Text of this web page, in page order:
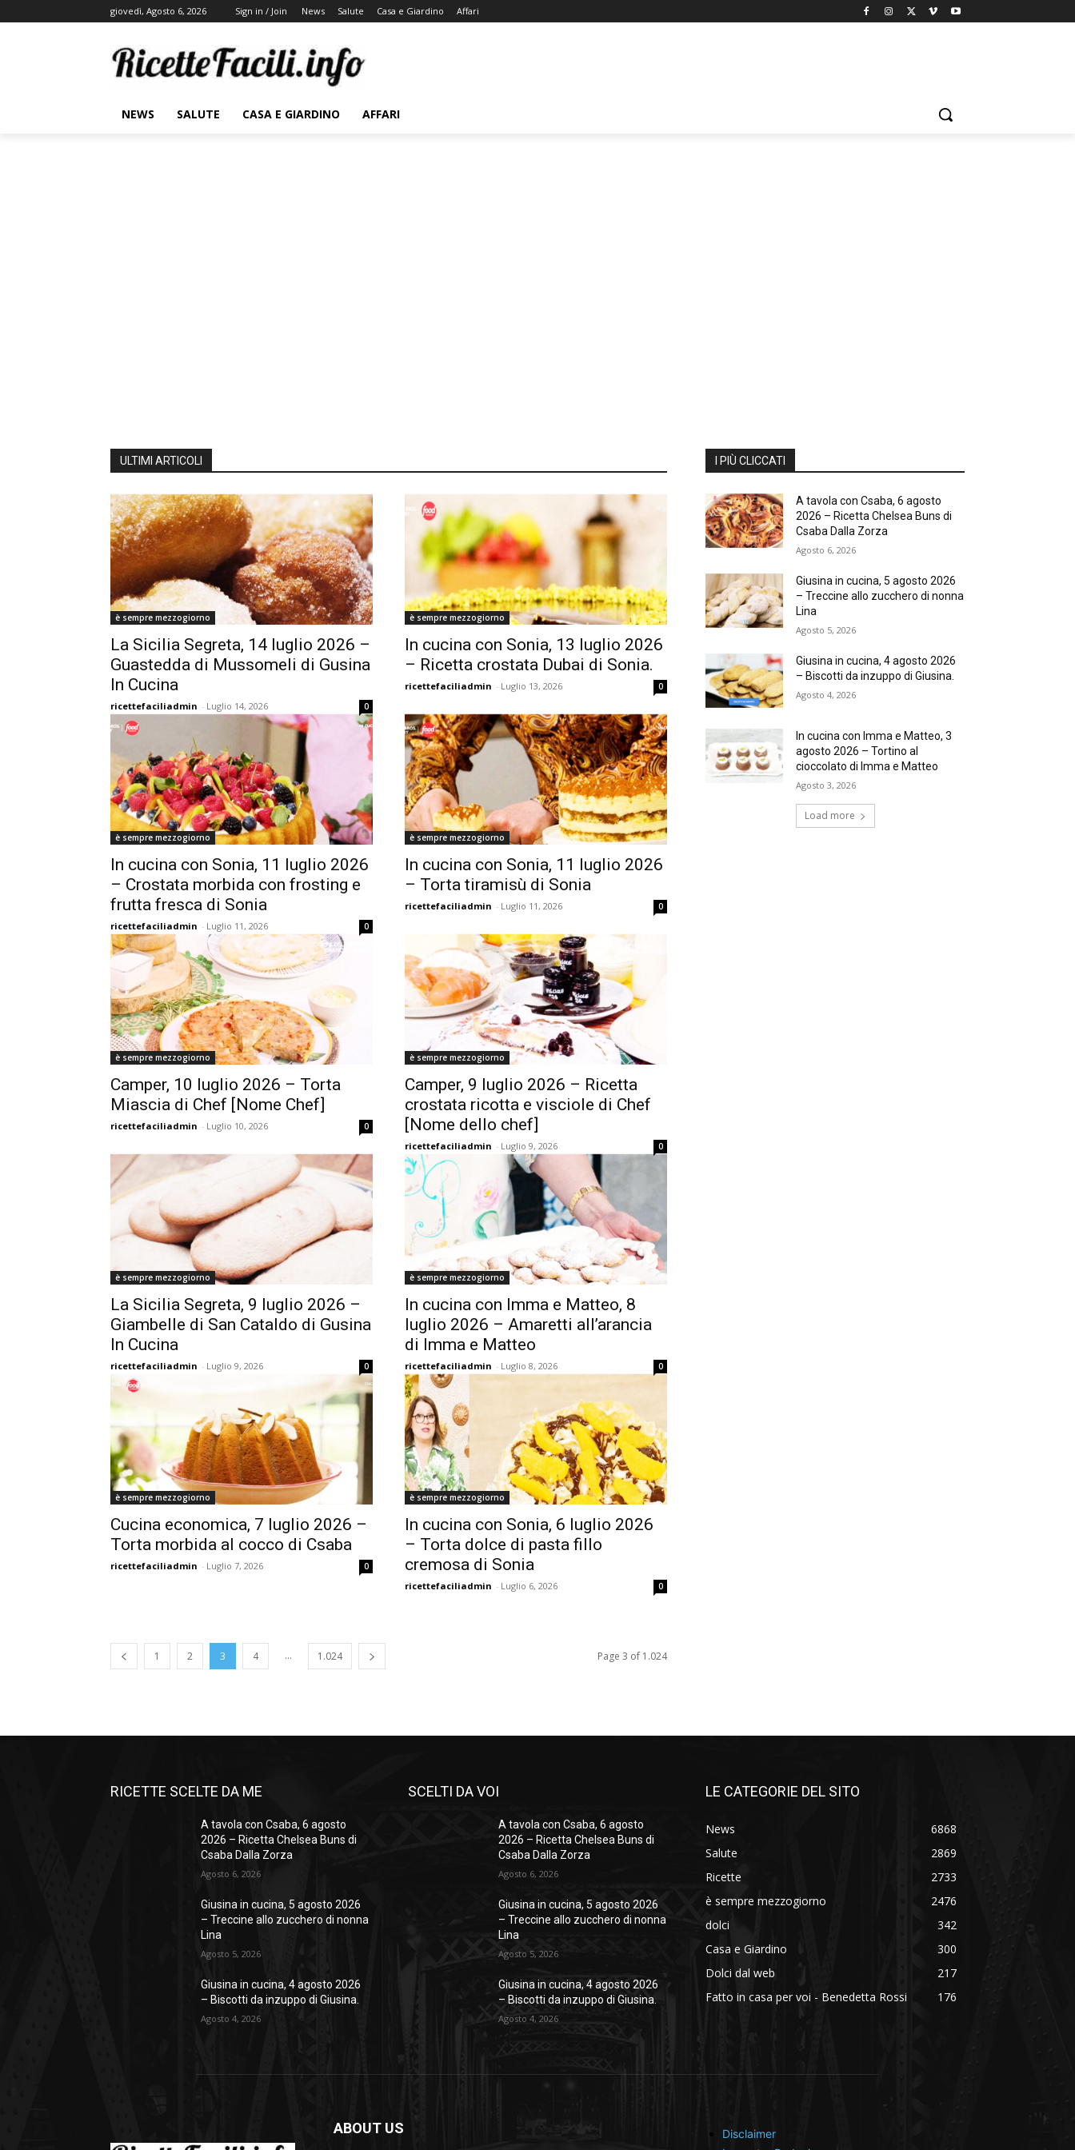
giovedì, Agosto 6, 2026 Sign in / Join News Salute Casa e Giardino Affari
NEWS SALUTE CASA E GIARDINO AFFARI
ULTIMI ARTICOLI
è sempre mezzogiorno
La Sicilia Segreta, 14 luglio 2026 –
Guastedda di Mussomeli di Gusina
In Cucina
ricettefaciliadmin - Luglio 14, 2026 0
è sempre mezzogiorno
In cucina con Sonia, 13 luglio 2026
– Ricetta crostata Dubai di Sonia.
ricettefaciliadmin - Luglio 13, 2026 0
è sempre mezzogiorno
In cucina con Sonia, 11 luglio 2026
– Crostata morbida con frosting e
frutta fresca di Sonia
ricettefaciliadmin - Luglio 11, 2026 0
è sempre mezzogiorno
In cucina con Sonia, 11 luglio 2026
– Torta tiramisù di Sonia
ricettefaciliadmin - Luglio 11, 2026 0
è sempre mezzogiorno
Camper, 10 luglio 2026 – Torta
Miascia di Chef [Nome Chef]
ricettefaciliadmin - Luglio 10, 2026 0
è sempre mezzogiorno
Camper, 9 luglio 2026 – Ricetta
crostata ricotta e visciole di Chef
[Nome dello chef]
ricettefaciliadmin - Luglio 9, 2026 0
è sempre mezzogiorno
La Sicilia Segreta, 9 luglio 2026 –
Giambelle di San Cataldo di Gusina
In Cucina
ricettefaciliadmin - Luglio 9, 2026 0
è sempre mezzogiorno
In cucina con Imma e Matteo, 8
luglio 2026 – Amaretti all’arancia
di Imma e Matteo
ricettefaciliadmin - Luglio 8, 2026 0
è sempre mezzogiorno
Cucina economica, 7 luglio 2026 –
Torta morbida al cocco di Csaba
ricettefaciliadmin - Luglio 7, 2026 0
è sempre mezzogiorno
In cucina con Sonia, 6 luglio 2026
– Torta dolce di pasta fillo
cremosa di Sonia
ricettefaciliadmin - Luglio 6, 2026 0
1 2 3 4 ... 1.024 Page 3 of 1.024
I PIÙ CLICCATI
A tavola con Csaba, 6 agosto
2026 – Ricetta Chelsea Buns di
Csaba Dalla Zorza
Agosto 6, 2026
Giusina in cucina, 5 agosto 2026
– Treccine allo zucchero di nonna
Lina
Agosto 5, 2026
Giusina in cucina, 4 agosto 2026
– Biscotti da inzuppo di Giusina.
Agosto 4, 2026
In cucina con Imma e Matteo, 3
agosto 2026 – Tortino al
cioccolato di Imma e Matteo
Agosto 3, 2026
Load more
RICETTE SCELTE DA ME
A tavola con Csaba, 6 agosto
2026 – Ricetta Chelsea Buns di
Csaba Dalla Zorza
Agosto 6, 2026
Giusina in cucina, 5 agosto 2026
– Treccine allo zucchero di nonna
Lina
Agosto 5, 2026
Giusina in cucina, 4 agosto 2026
– Biscotti da inzuppo di Giusina.
Agosto 4, 2026
SCELTI DA VOI
A tavola con Csaba, 6 agosto
2026 – Ricetta Chelsea Buns di
Csaba Dalla Zorza
Agosto 6, 2026
Giusina in cucina, 5 agosto 2026
– Treccine allo zucchero di nonna
Lina
Agosto 5, 2026
Giusina in cucina, 4 agosto 2026
– Biscotti da inzuppo di Giusina.
Agosto 4, 2026
LE CATEGORIE DEL SITO
News
6868
Salute
2869
Ricette
2733
è sempre mezzogiorno
2476
dolci
342
Casa e Giardino
300
Dolci dal web
217
Fatto in casa per voi - Benedetta Rossi
176
ABOUT US
Disclaimer